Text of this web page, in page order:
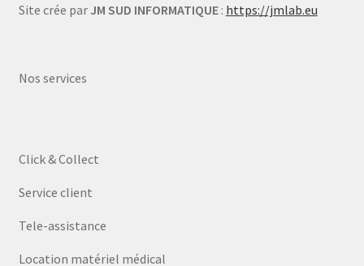
Site crée par JM SUD INFORMATIQUE: https://jmlab.eu
Nos services
Click & Collect
Service client
Tele-assistance
Location matériel médical